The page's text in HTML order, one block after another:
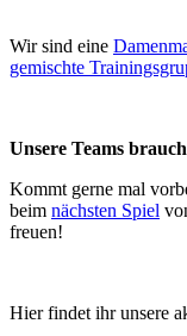
Wir sind eine
gemischte
Unsere Teams
Kommt gerne mal
beim nächsten Spiel
freuen!
Hier findet ihr unsere